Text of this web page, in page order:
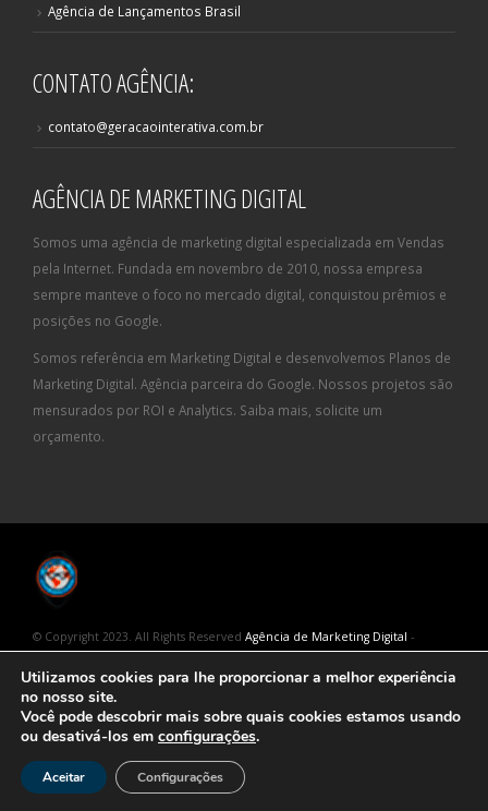
Agência de Lançamentos Brasil
CONTATO AGÊNCIA:
contato@geracaointerativa.com.br
AGÊNCIA DE MARKETING DIGITAL
Somos uma agência de marketing digital especializada em Vendas
pela Internet. Fundada em novembro de 2010, nossa empresa
sempre manteve o foco no mercado digital, conquistou prêmios e
posições no Google.
Somos referência em Marketing Digital e desenvolvemos Planos de
Marketing Digital. Agência parceira do Google. Nossos projetos são
mensurados por ROI e Analytics. Saiba mais, solicite um
orçamento.
© Copyright 2023. All Rights Reserved Agência de Marketing Digital -
NÓS TRABALHAMOS COM MAIS RAÇA! AGÊNCIA DE MARKETING DIGITAL
Utilizamos cookies para lhe proporcionar a melhor experiência
no nosso site.
Você pode descobrir mais sobre quais cookies estamos usando
ou desativá-los em configurações.
Aceitar Configurações